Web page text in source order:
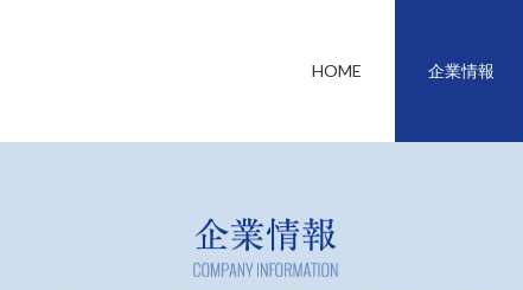
つちやゴム株式会社
HOME 企業情報